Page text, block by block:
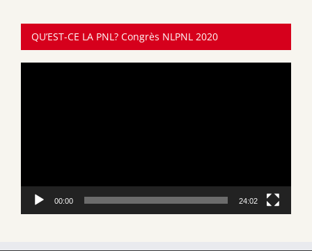
QU’EST-CE LA PNL? Congrès NLPNL 2020
00:00 24:02